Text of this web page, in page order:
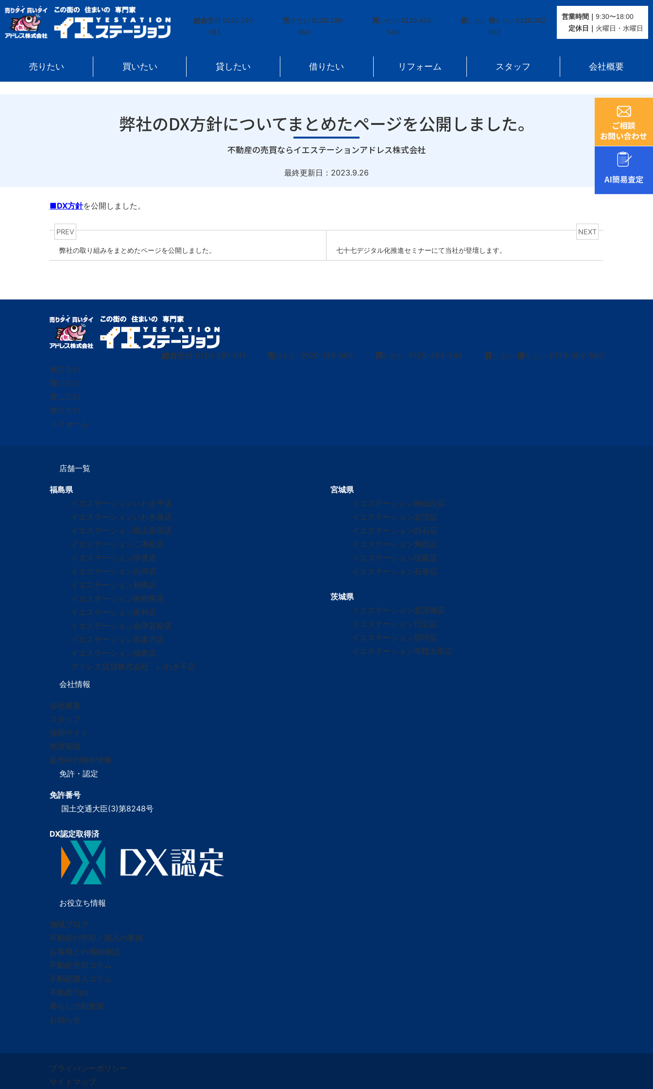
総合受付 0120-297-
011
売りたい 0120-139-
664
買いたい 0120-424-
544
貸し たい 借り たい 0120-302-
563
営業時間｜ 9:30〜18:00
定休⽇｜ 火曜⽇・水曜⽇
売りたい 買いたい 貸したい 借りたい リフォーム スタッフ 会社概要
イエステーション » 投稿トップ
弊社のDX方針についてまとめたページを公開しました。
｜
不動産の売買ならイエステーションアドレス株式会社
最終更新日： 2023.9.26
■DX方針を公開しました。
PREV
弊社の取り組みをまとめたページを公開しました。
NEXT
七十七デジタル化推進セミナーにて当社が登壇します。
総合受付 0120-297-011 売りたい 0120-139-664 買いたい 0120-424-544 貸し たい 借り たい 0120-302-563
売りたい
買いたい
貸したい
借りたい
リフォーム
店舗一覧
福島県
イエステーションいわき平店
イエステーションいわき泉店
イエステーション郡山富田店
イエステーション二本松店
イエステーション伊達店
イエステーション白河店
イエステーション相馬店
イエステーション南相馬店
イエステーション田村店
イエステーション会津若松店
イエステーション喜多方店
イエステーション福島店
アドレス賃貸株式会社 いわき平店
宮城県
イエステーション南仙台店
イエステーション岩沼店
イエステーション白石店
イエステーション角田店
イエステーション塩竈店
イエステーション石巻店
茨城県
イエステーション北茨城店
イエステーション日立店
イエステーション那珂店
イエステーション常陸太田店
会社情報
会社概要
スタッフ
採用サイト
売買実績
販売中の物件情報
免許・認定
免許番号
国土交通大臣(3)第8248号
DX認定取得済
お役立ち情報
地域ブログ
不動産の売却／購入の事例
お客様との感動秘話
不動産売却コラム
不動産購入コラム
不動産Tips
暮らしの知恵袋
お知らせ
プライバシーポリシー
サイトマップ